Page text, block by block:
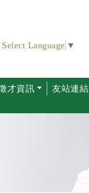
Select Language ▼
才資訊 友站連結